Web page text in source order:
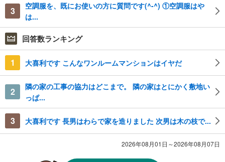
3
空調服を、既にお使いの方に質問です(^-^) ①空調服はや
は...
回答数ランキング
1 大喜利です こんなワンルームマンションはイヤだ
2
隣の家の工事の協力はどこまで。 隣の家はとにかく敷地い
っぱ...
3 大喜利です 長男はわらで家を造りました 次男は木の枝で...
2026年08月01日～2026年08月07日